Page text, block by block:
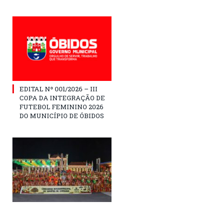
EDITAL Nº 001/2026 – III
COPA DA INTEGRAÇÃO DE
FUTEBOL FEMININO 2026
DO MUNICÍPIO DE ÓBIDOS